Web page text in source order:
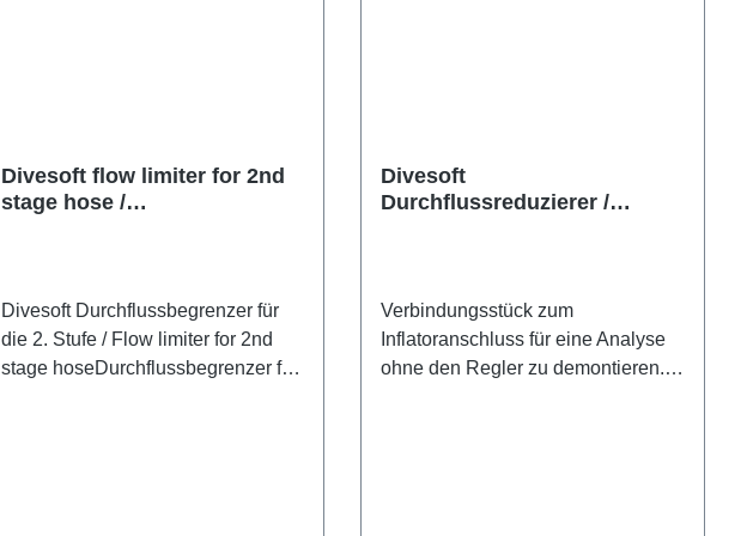
Divesoft flow limiter for 2nd
stage hose /
Divesoft Durchflussbegrenzer für
die 2. Stufe / Flow limiter for 2nd
stage hoseDurchflussbegrenzer für
Divesoft
Durchflussreduzierer /
Verbindungsstück zum
Inflatoranschluss für eine Analyse
ohne den Regler zu demontieren.